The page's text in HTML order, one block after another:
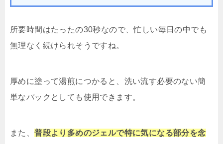
所要時間はたったの30秒なので、忙しい毎日の中でも
無理なく続けられそうですね。
厚めに塗って湯煎につかると、洗い流す必要のない簡
単なパックとしても使用できます。
また、普段より多めのジェルで特に気になる部分を念